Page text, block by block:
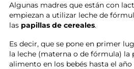
Algunas madres que están con
empiezan a utilizar leche de
las papillas de cereales.
Es decir, que se pone en primer
la leche (materna o de fórmula) la
alimento en los bebés hasta el año